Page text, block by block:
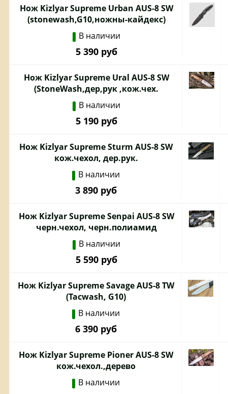
Нож Kizlyar Supreme Urban AUS-8 SW
(stonewash,G10,ножны-кайдекс)
В наличии
5 390 руб
Нож Kizlyar Supreme Ural AUS-8 SW
(StoneWash,дер,рук ,кож.чех.
В наличии
5 190 руб
Нож Kizlyar Supreme Sturm AUS-8 SW
кож.чехол, дер.рук.
В наличии
3 890 руб
Нож Kizlyar Supreme Senpai AUS-8 SW
черн.чехол, черн.полиамид
В наличии
5 590 руб
Нож Kizlyar Supreme Savage AUS-8 TW
(Tacwash, G10)
В наличии
6 390 руб
Нож Kizlyar Supreme Pioner AUS-8 SW
кож.чехол.,дерево
В наличии